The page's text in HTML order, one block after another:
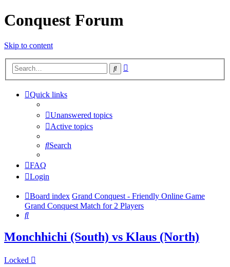
Conquest Forum
Skip to content
Search
Quick links
Unanswered topics
Active topics
Search
FAQ
Login
Board index Grand Conquest - Friendly Online Game
Grand Conquest Match for 2 Players
Search
Monchhichi (South) vs Klaus (North)
Locked